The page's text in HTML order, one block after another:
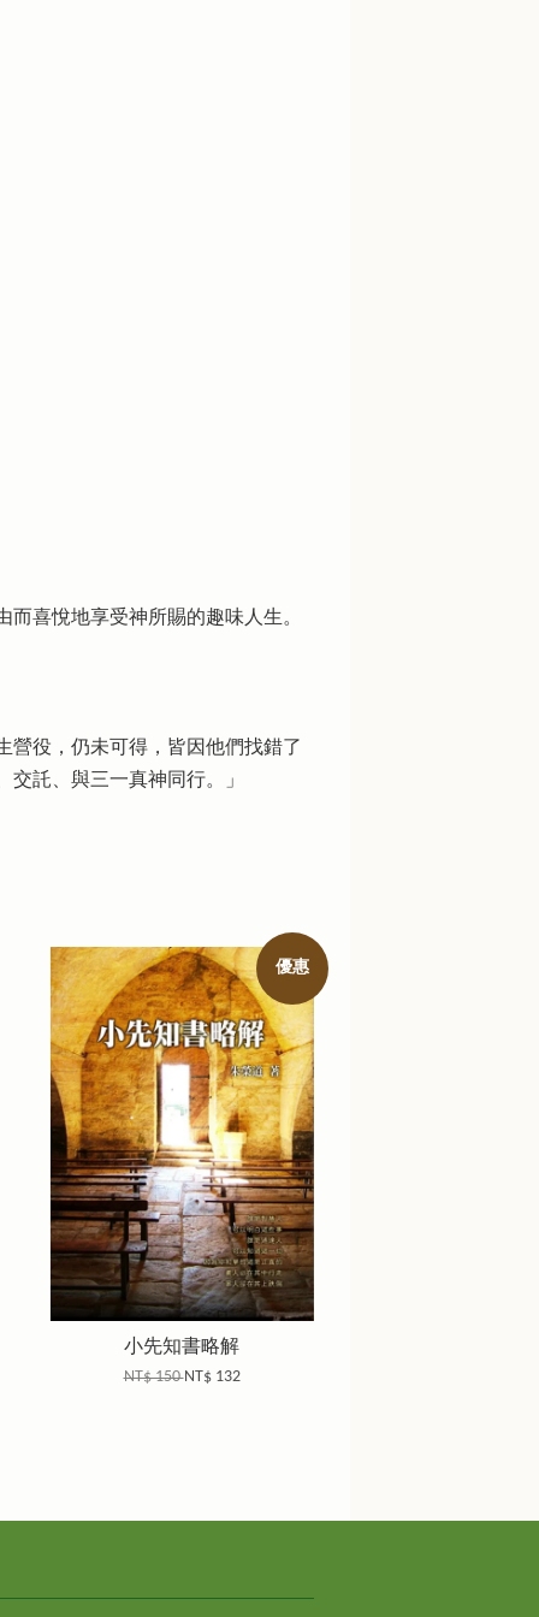
喜悅地享受神所賜的趣味人生。
營役，仍未可得，皆因他們找錯了
託、與三一真神同行。」
優惠
小先知書略解
NT$ 150NT$ 132